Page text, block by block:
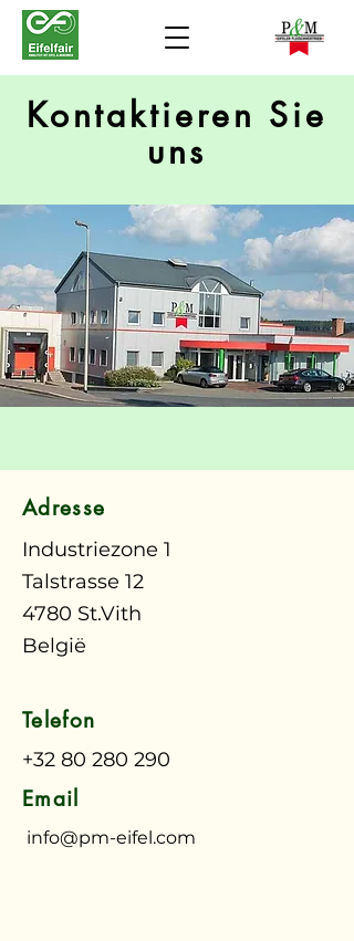
Kontaktieren Sie
uns
Adresse
Industriezone 1
Talstrasse 12
4780 St.Vith
België
Telefon
+32 80 280 290
Email
info@pm-eifel.com